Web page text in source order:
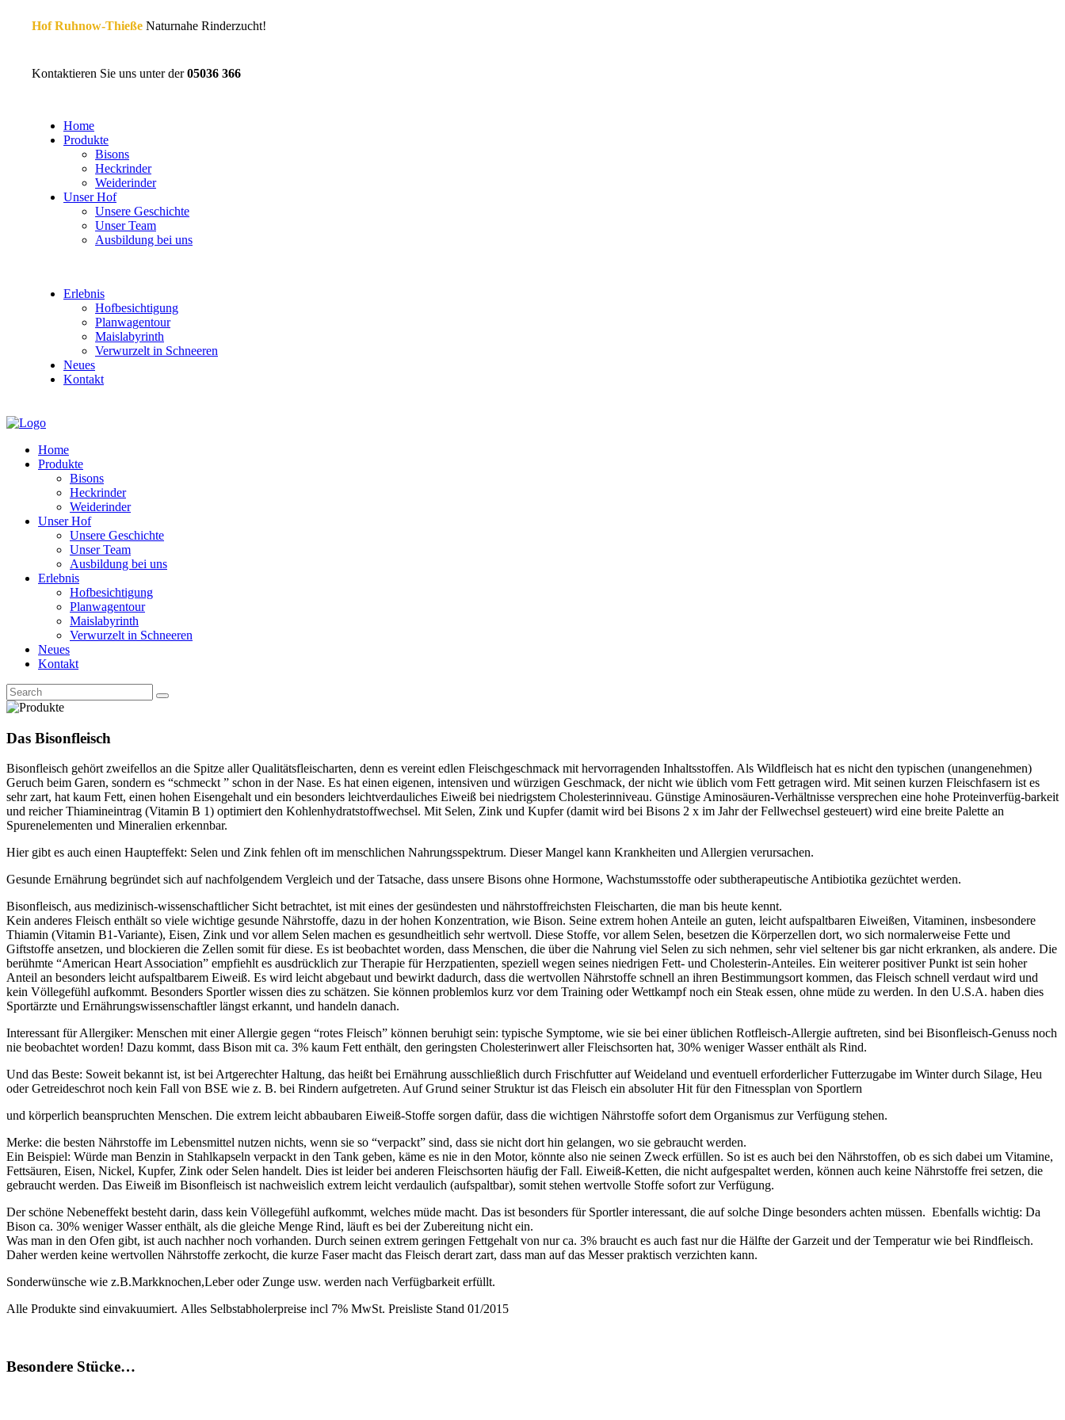
Hof Ruhnow-Thieße Naturnahe Rinderzucht!
Kontaktieren Sie uns unter der05036 366
Home
Produkte
Bisons
Heckrinder
Weiderinder
Unser Hof
Unsere Geschichte
Unser Team
Ausbildung bei uns
Erlebnis
Hofbesichtigung
Planwagentour
Maislabyrinth
Verwurzelt in Schneeren
Neues
Kontakt
Home
Produkte
Bisons
Heckrinder
Weiderinder
Unser Hof
Unsere Geschichte
Unser Team
Ausbildung bei uns
Erlebnis
Hofbesichtigung
Planwagentour
Maislabyrinth
Verwurzelt in Schneeren
Neues
Kontakt
Das Bisonfleisch
Bisonfleisch gehört zweifellos an die Spitze aller Qualitätsfleischarten, denn es vereint edlen Fleischgeschmack mit hervorragenden Inhaltsstoffen. Als Wildfleisch hat es nicht den typischen (unangenehmen)
Geruch beim Garen, sondern es “schmeckt ” schon in der Nase. Es hat einen eigenen, intensiven und würzigen Geschmack, der nicht wie üblich vom Fett getragen wird. Mit seinen kurzen Fleischfasern ist es
sehr zart, hat kaum Fett, einen hohen Eisengehalt und ein besonders leichtverdauliches Eiweiß bei niedrigstem Cholesterinniveau. Günstige Aminosäuren-Verhältnisse versprechen eine hohe Proteinverfüg-barkeit
und reicher Thiamineintrag (Vitamin B 1) optimiert den Kohlenhydratstoffwechsel. Mit Selen, Zink und Kupfer (damit wird bei Bisons 2 x im Jahr der Fellwechsel gesteuert) wird eine breite Palette an
Spurenelementen und Mineralien erkennbar.
Hier gibt es auch einen Haupteffekt: Selen und Zink fehlen oft im menschlichen Nahrungsspektrum. Dieser Mangel kann Krankheiten und Allergien verursachen.
Gesunde Ernährung begründet sich auf nachfolgendem Vergleich und der Tatsache, dass unsere Bisons ohne Hormone, Wachstumsstoffe oder subtherapeutische Antibiotika gezüchtet werden.
Bisonfleisch, aus medizinisch-wissenschaftlicher Sicht betrachtet, ist mit eines der gesündesten und nährstoffreichsten Fleischarten, die man bis heute kennt.
Kein anderes Fleisch enthält so viele wichtige gesunde Nährstoffe, dazu in der hohen Konzentration, wie Bison. Seine extrem hohen Anteile an guten, leicht aufspaltbaren Eiweißen, Vitaminen, insbesondere
Thiamin (Vitamin B1-Variante), Eisen, Zink und vor allem Selen machen es gesundheitlich sehr wertvoll. Diese Stoffe, vor allem Selen, besetzen die Körperzellen dort, wo sich normalerweise Fette und
Giftstoffe ansetzen, und blockieren die Zellen somit für diese. Es ist beobachtet worden, dass Menschen, die über die Nahrung viel Selen zu sich nehmen, sehr viel seltener bis gar nicht erkranken, als andere. Die
berühmte “American Heart Association” empfiehlt es ausdrücklich zur Therapie für Herzpatienten, speziell wegen seines niedrigen Fett- und Cholesterin-Anteiles. Ein weiterer positiver Punkt ist sein hoher
Anteil an besonders leicht aufspaltbarem Eiweiß. Es wird leicht abgebaut und bewirkt dadurch, dass die wertvollen Nährstoffe schnell an ihren Bestimmungsort kommen, das Fleisch schnell verdaut wird und
kein Völlegefühl aufkommt. Besonders Sportler wissen dies zu schätzen. Sie können problemlos kurz vor dem Training oder Wettkampf noch ein Steak essen, ohne müde zu werden. In den U.S.A. haben dies
Sportärzte und Ernährungswissenschaftler längst erkannt, und handeln danach.
Interessant für Allergiker: Menschen mit einer Allergie gegen “rotes Fleisch” können beruhigt sein: typische Symptome, wie sie bei einer üblichen Rotfleisch-Allergie auftreten, sind bei Bisonfleisch-Genuss noch
nie beobachtet worden! Dazu kommt, dass Bison mit ca. 3% kaum Fett enthält, den geringsten Cholesterinwert aller Fleischsorten hat, 30% weniger Wasser enthält als Rind.
Und das Beste: Soweit bekannt ist, ist bei Artgerechter Haltung, das heißt bei Ernährung ausschließlich durch Frischfutter auf Weideland und eventuell erforderlicher Futterzugabe im Winter durch Silage, Heu
oder Getreideschrot noch kein Fall von BSE wie z. B. bei Rindern aufgetreten. Auf Grund seiner Struktur ist das Fleisch ein absoluter Hit für den Fitnessplan von Sportlern
und körperlich beanspruchten Menschen. Die extrem leicht abbaubaren Eiweiß-Stoffe sorgen dafür, dass die wichtigen Nährstoffe sofort dem Organismus zur Verfügung stehen.
Merke: die besten Nährstoffe im Lebensmittel nutzen nichts, wenn sie so “verpackt” sind, dass sie nicht dort hin gelangen, wo sie gebraucht werden.
Ein Beispiel: Würde man Benzin in Stahlkapseln verpackt in den Tank geben, käme es nie in den Motor, könnte also nie seinen Zweck erfüllen. So ist es auch bei den Nährstoffen, ob es sich dabei um Vitamine,
Fettsäuren, Eisen, Nickel, Kupfer, Zink oder Selen handelt. Dies ist leider bei anderen Fleischsorten häufig der Fall. Eiweiß-Ketten, die nicht aufgespaltet werden, können auch keine Nährstoffe frei setzen, die
gebraucht werden. Das Eiweiß im Bisonfleisch ist nachweislich extrem leicht verdaulich (aufspaltbar), somit stehen wertvolle Stoffe sofort zur Verfügung.
Der schöne Nebeneffekt besteht darin, dass kein Völlegefühl aufkommt, welches müde macht. Das ist besonders für Sportler interessant, die auf solche Dinge besonders achten müssen. Ebenfalls wichtig: Da
Bison ca. 30% weniger Wasser enthält, als die gleiche Menge Rind, läuft es bei der Zubereitung nicht ein.
Was man in den Ofen gibt, ist auch nachher noch vorhanden. Durch seinen extrem geringen Fettgehalt von nur ca. 3% braucht es auch fast nur die Hälfte der Garzeit und der Temperatur wie bei Rindfleisch.
Daher werden keine wertvollen Nährstoffe zerkocht, die kurze Faser macht das Fleisch derart zart, dass man auf das Messer praktisch verzichten kann.
Sonderwünsche wie z.B.Markknochen,Leber oder Zunge usw. werden nach Verfügbarkeit erfüllt.
Alle Produkte sind einvakuumiert. Alles Selbstabholerpreise incl 7% MwSt. Preisliste Stand 01/2015
Besondere Stücke…